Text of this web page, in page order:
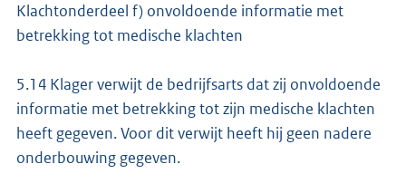
Klachtonderdeel f) onvoldoende informatie met
betrekking tot medische klachten
5.14 Klager verwijt de bedrijfsarts dat zij onvoldoende
informatie met betrekking tot zijn medische klachten
heeft gegeven. Voor dit verwijt heeft hij geen nadere
onderbouwing gegeven.